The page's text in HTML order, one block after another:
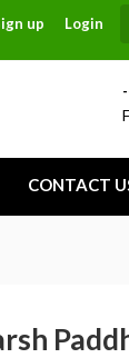
up Login
CONTACT
Aarsh